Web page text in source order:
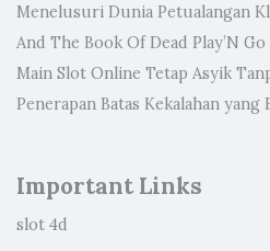
Menelusuri Dunia Petualangan
And The Book Of Dead Play’N
Main Slot Online Tetap Asyik
Penerapan Batas Kekalahan yang
Important Links
slot 4d